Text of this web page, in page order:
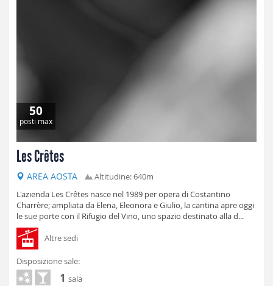
50
posti max
Les Crêtes
AREA AOSTA
Altitudine: 640m
L'azienda Les Crêtes nasce nel 1989 per opera di Costantino
Charrère; ampliata da Elena, Eleonora e Giulio, la cantina apre oggi
le sue porte con il Rifugio del Vino, uno spazio destinato alla d...
Altre sedi
Disposizione sale:
1 sala